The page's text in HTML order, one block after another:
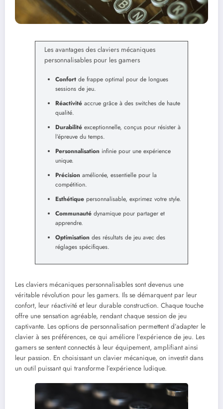
Les avantages des claviers mécaniques
personnalisables pour les gamers
Confort de frappe optimal pour de longues
sessions de jeu.
Réactivité accrue grâce à des switches de haute
qualité.
Durabilité exceptionnelle, conçus pour résister à
l’épreuve du temps.
Personnalisation infinie pour une expérience
unique.
Précision améliorée, essentielle pour la
compétition.
Esthétique personnalisable, exprimez votre style.
Communauté dynamique pour partager et
apprendre.
Optimisation des résultats de jeu avec des
réglages spécifiques.
Les claviers mécaniques personnalisables sont devenus une
véritable révolution pour les gamers. Ils se démarquent par leur
confort, leur réactivité et leur durable construction. Chaque touche
offre une sensation agréable, rendant chaque session de jeu
captivante. Les options de personnalisation permettent d’adapter le
clavier à ses préférences, ce qui améliore l’expérience de jeu. Les
gamers se sentent connectés à leur équipement, amplifiant ainsi
leur passion. En choisissant un clavier mécanique, on investit dans
un outil puissant qui transforme l’expérience ludique.